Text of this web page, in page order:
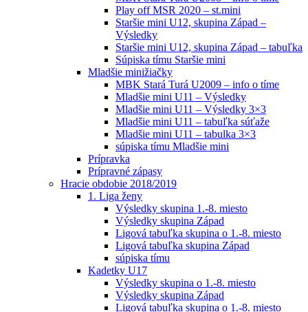
Play off MSR 2020 – st.mini
Staršie mini U12, skupina Západ –
Výsledky
Staršie mini U12, skupina Západ – tabuľka
Súpiska tímu Staršie mini
Mladšie minižiačky
MBK Stará Turá U2009 – info o tíme
Mladšie mini U11 – Výsledky
Mladšie mini U11 – Výsledky 3×3
Mladšie mini U11 – tabuľka súťaže
Mladšie mini U11 – tabulka 3×3
súpiska tímu Mladšie mini
Prípravka
Prípravné zápasy
Hracie obdobie 2018/2019
1. Liga ženy
Výsledky skupina 1.-8. miesto
Výsledky skupina Západ
Ligová tabuľka skupina o 1.-8. miesto
Ligová tabuľka skupina Západ
súpiska tímu
Kadetky U17
Výsledky skupina o 1.-8. miesto
Výsledky skupina Západ
Ligová tabuľka skupina o 1.-8. miesto